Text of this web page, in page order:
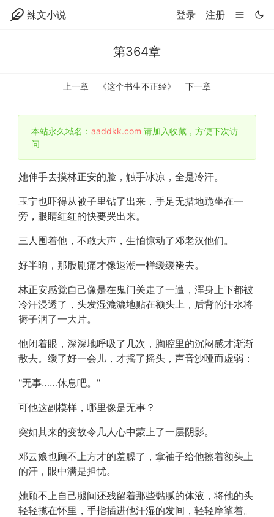
辣文小说 登录 注册
第364章
上一章 《这个书生不正经》 下一章
本站永久域名： aaddkk.com 请加入收藏，方便下次访
问
她伸手去摸林正安的脸，触手冰凉，全是冷汗。
玉宁也吓得从被子里钻了出来，手足无措地跪坐在一
旁，眼睛红红的快要哭出来。
三人围着他，不敢大声，生怕惊动了邓老汉他们。
好半晌，那股剧痛才像退潮一样缓缓褪去。
林正安感觉自己像是在鬼门关走了一遭，浑身上下都被
冷汗浸透了，头发湿漉漉地贴在额头上，后背的汗水将
褥子洇了一大片。
他闭着眼，深深地呼吸了几次，胸腔里的沉闷感才渐渐
散去。缓了好一会儿，才摇了摇头，声音沙哑而虚弱：
"无事……休息吧。"
可他这副模样，哪里像是无事？
突如其来的变故令几人心中蒙上了一层阴影。
邓云娘也顾不上方才的羞臊了，拿袖子给他擦着额头上
的汗，眼中满是担忧。
她顾不上自己腿间还残留着那些黏腻的体液，将他的头
轻轻揽在怀里，手指插进他汗湿的发间，轻轻摩挲着。